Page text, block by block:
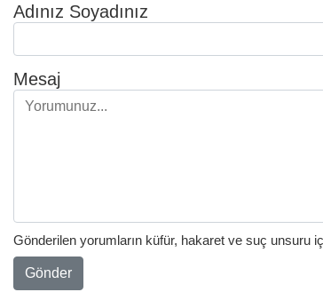
Adınız Soyadınız
Mesaj
Gönderilen yorumların küfür, hakaret ve suç unsuru
Gönder